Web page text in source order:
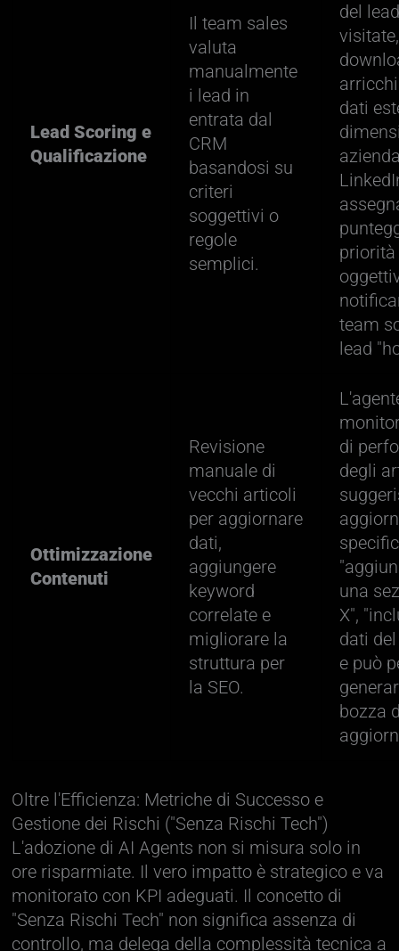
Lead Scoring e
Qualificazione
Il team sales
valuta
manualmente
i lead in
entrata dal
CRM
basandosi su
criteri
soggettivi o
regole
semplici.
del
visitate,
dati
priorità
team
lead
Ottimizzazione
Contenuti
Revisione
manuale di
vecchi articoli
per aggiornare
dati,
aggiungere
keyword
correlate e
migliorare la
struttura per
la SEO.
di
degli
una
X",
dati
e può
bozza
Oltre l'Efficienza: Metriche di Successo e
Gestione dei Rischi ("Senza Rischi Tech")
L'adozione di AI Agents non si misura solo in
ore risparmiate. Il vero impatto è strategico e va
monitorato con KPI adeguati. Il concetto di
"Senza Rischi Tech" non significa assenza di
controllo, ma delega della complessità tecnica a